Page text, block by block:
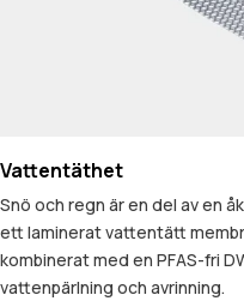
Vattentäthet
Snö och regn är en del av en
ett laminerat vattentätt
kombinerat med en PFAS-fri
vattenpärlning och avrinning.